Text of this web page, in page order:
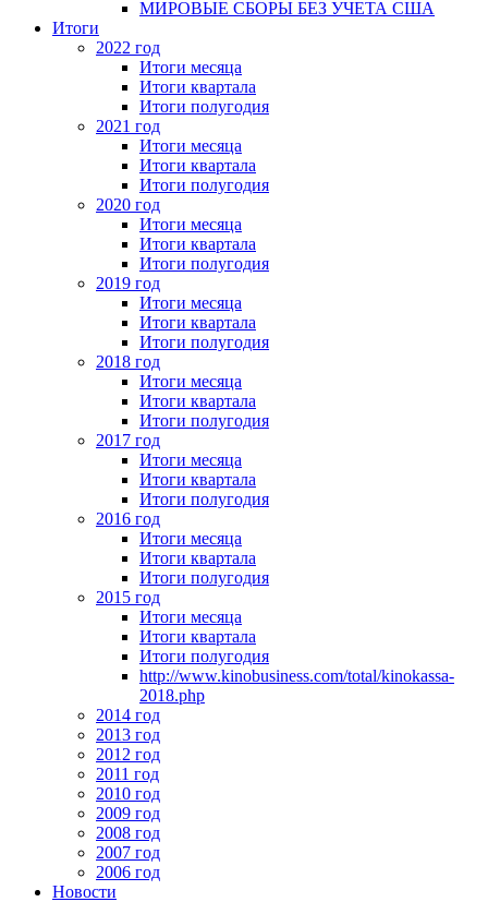
МИРОВЫЕ СБОРЫ БЕЗ УЧЕТА США
Итоги
2022 год
Итоги месяца
Итоги квартала
Итоги полугодия
2021 год
Итоги месяца
Итоги квартала
Итоги полугодия
2020 год
Итоги месяца
Итоги квартала
Итоги полугодия
2019 год
Итоги месяца
Итоги квартала
Итоги полугодия
2018 год
Итоги месяца
Итоги квартала
Итоги полугодия
2017 год
Итоги месяца
Итоги квартала
Итоги полугодия
2016 год
Итоги месяца
Итоги квартала
Итоги полугодия
2015 год
Итоги месяца
Итоги квартала
Итоги полугодия
http://www.kinobusiness.com/total/kinokassa-
2018.php
2014 год
2013 год
2012 год
2011 год
2010 год
2009 год
2008 год
2007 год
2006 год
Новости